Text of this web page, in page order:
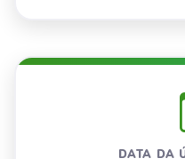
DATA DA